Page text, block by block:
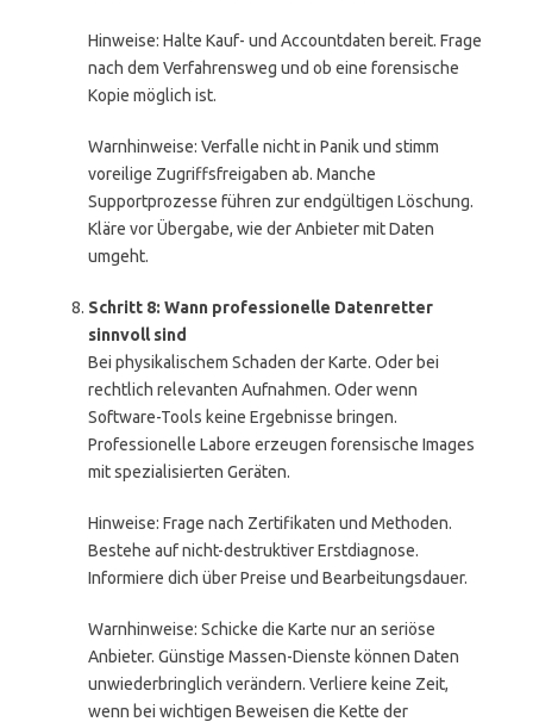
Hinweise: Halte Kauf- und Accountdaten bereit. Frage
nach dem Verfahrensweg und ob eine forensische
Kopie möglich ist.
Warnhinweise: Verfalle nicht in Panik und stimm
voreilige Zugriffsfreigaben ab. Manche
Supportprozesse führen zur endgültigen Löschung.
Kläre vor Übergabe, wie der Anbieter mit Daten
umgeht.
Schritt 8: Wann professionelle Datenretter
sinnvoll sind
Bei physikalischem Schaden der Karte. Oder bei
rechtlich relevanten Aufnahmen. Oder wenn
Software-Tools keine Ergebnisse bringen.
Professionelle Labore erzeugen forensische Images
mit spezialisierten Geräten.
Hinweise: Frage nach Zertifikaten und Methoden.
Bestehe auf nicht-destruktiver Erstdiagnose.
Informiere dich über Preise und Bearbeitungsdauer.
Warnhinweise: Schicke die Karte nur an seriöse
Anbieter. Günstige Massen-Dienste können Daten
unwiederbringlich verändern. Verliere keine Zeit,
wenn bei wichtigen Beweisen die Kette der